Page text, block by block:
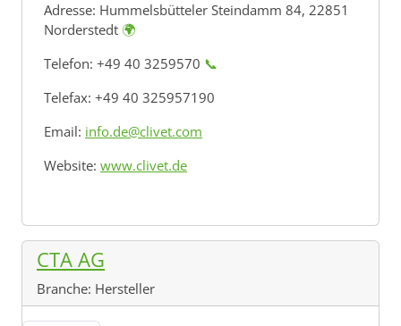
Adresse: Hummelsbütteler Steindamm 84, 22851
Norderstedt 🌍
Telefon: +49 40 3259570 📞
Telefax: +49 40 325957190
Email: info.de@clivet.com
Website: www.clivet.de
CTA AG
Branche: Hersteller